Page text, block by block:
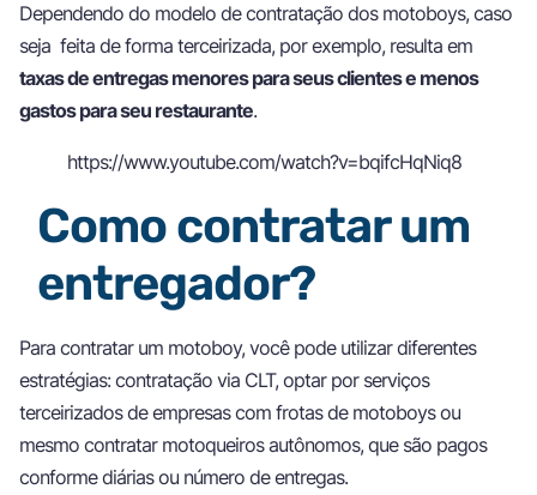
Dependendo do modelo de contratação dos motoboys, caso
seja feita de forma terceirizada, por exemplo, resulta em
taxas de entregas menores para seus clientes e menos
gastos para seu restaurante.
https://www.youtube.com/watch?v=bqifcHqNiq8
Como contratar um
entregador?
Para contratar um motoboy, você pode utilizar diferentes
estratégias: contratação via CLT, optar por serviços
terceirizados de empresas com frotas de motoboys ou
mesmo contratar motoqueiros autônomos, que são pagos
conforme diárias ou número de entregas.